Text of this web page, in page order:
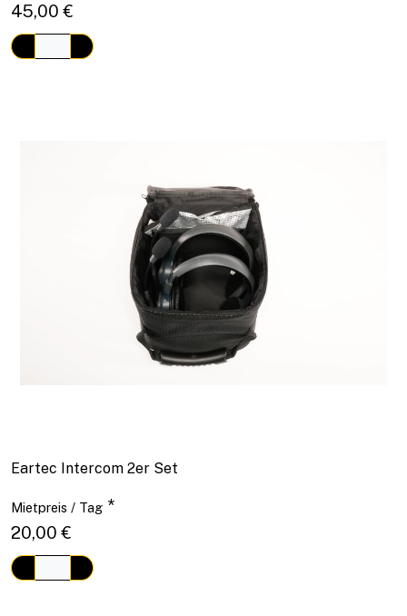
45,00 €
Eartec Intercom 2er Set
Mietpreis / Tag *
20,00 €